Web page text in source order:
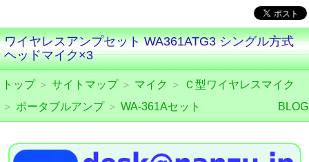
ワイヤレスアンプセット WA361ATG3 シングル方式
ヘッドマイク×3
トップ＞ サイトマップ＞ マイク ＞
Ｃ型ワイヤレスマイク
＞ ポータブルアンプ＞ WA-361Aセット BLOG